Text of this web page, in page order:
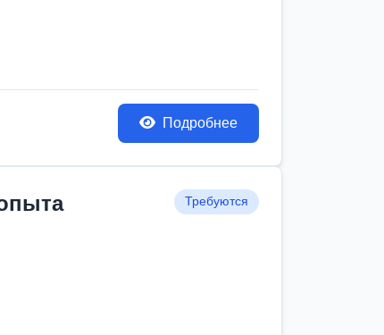
Подробнее
Требуются